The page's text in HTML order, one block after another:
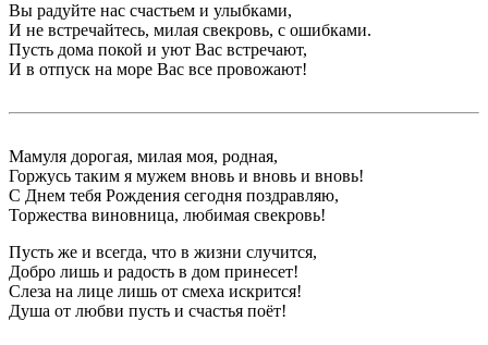
Вы радуйте нас счастьем и улыбками,
И не встречайтесь, милая свекровь, с ошибками.
Пусть дома покой и уют Вас встречают,
И в отпуск на море Вас все провожают!
Мамуля дорогая, милая моя, родная,
Горжусь таким я мужем вновь и вновь и вновь!
С Днем тебя Рождения сегодня поздравляю,
Торжества виновница, любимая свекровь!
Пусть же и всегда, что в жизни случится,
Добро лишь и радость в дом принесет!
Слеза на лице лишь от смеха искрится!
Душа от любви пусть и счастья поёт!